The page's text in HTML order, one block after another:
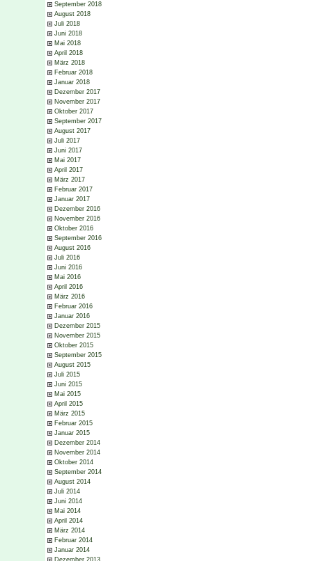
September 2018
August 2018
Juli 2018
Juni 2018
Mai 2018
April 2018
März 2018
Februar 2018
Januar 2018
Dezember 2017
November 2017
Oktober 2017
September 2017
August 2017
Juli 2017
Juni 2017
Mai 2017
April 2017
März 2017
Februar 2017
Januar 2017
Dezember 2016
November 2016
Oktober 2016
September 2016
August 2016
Juli 2016
Juni 2016
Mai 2016
April 2016
März 2016
Februar 2016
Januar 2016
Dezember 2015
November 2015
Oktober 2015
September 2015
August 2015
Juli 2015
Juni 2015
Mai 2015
April 2015
März 2015
Februar 2015
Januar 2015
Dezember 2014
November 2014
Oktober 2014
September 2014
August 2014
Juli 2014
Juni 2014
Mai 2014
April 2014
März 2014
Februar 2014
Januar 2014
Dezember 2013